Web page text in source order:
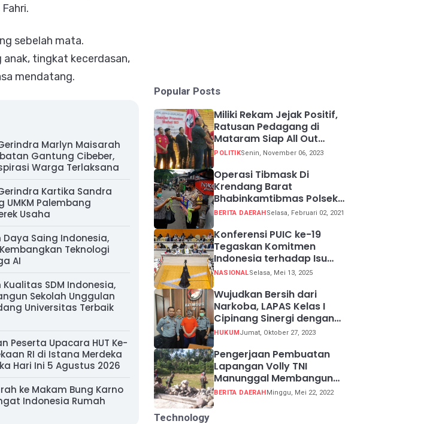
sebelah mata.
tingkat kecerdasan,
mendatang.
Marlyn Maisarah
Gantung Cibeber,
Warga Terlaksana
Kartika Sandra
UMKM Palembang
Usaha
Saing Indonesia,
Kembangkan Teknologi
AI
SDM Indonesia,
Sekolah Unggulan
Universitas Terbaik
Peserta Upacara HUT Ke-
RI di Istana Merdeka
Hari Ini 5 Agustus 2026
ke Makam Bung Karno
Indonesia Rumah
Popular Posts
Miliki Rekam Jejak Positif,
Ratusan Pedagang di
Mataram Siap All Out
Menangkan Ganjar-Mahfud
POLITIKSenin, November 06, 2023
Operasi Tibmask Di
Krendang Barat
Bhabinkamtibmas Polsek
Tambora Bagikan Masker
Prokes
BERITA DAERAHSelasa, Februari 02, 2021
Konferensi PUIC ke-19
Tegaskan Komitmen
Indonesia terhadap Isu
Lingkungan Global
NASIONALSelasa, Mei 13, 2025
Wujudkan Bersih dari
Narkoba, LAPAS Kelas I
Cipinang Sinergi dengan
Kepolisian Resor Metro
HUKUMJumat, Oktober 27, 2023
Pengerjaan Pembuatan
Lapangan Volly TNI
Manunggal Membangun
Desa (TMMD) ke 113
BERITA DAERAHMinggu, Mei 22, 2022
Technology